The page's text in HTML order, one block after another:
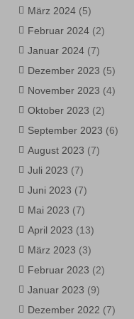
März 2024(5)
Februar 2024(2)
Januar 2024(7)
Dezember 2023 (5)
November 2023 (4)
Oktober 2023 (2)
September 2023 (6)
August 2023 (7)
Juli 2023 (7)
Juni 2023 (7)
Mai 2023 (7)
April 2023 (13)
März 2023 (3)
Februar 2023 (2)
Januar 2023 (9)
Dezember 2022 (7)